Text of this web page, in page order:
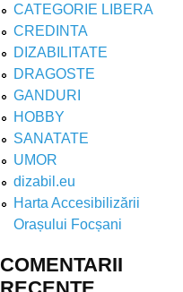
CATEGORIE LIBERA
CREDINTA
DIZABILITATE
DRAGOSTE
GANDURI
HOBBY
SANATATE
UMOR
dizabil.eu
Harta Accesibilizării
Orașului Focșani
COMENTARII